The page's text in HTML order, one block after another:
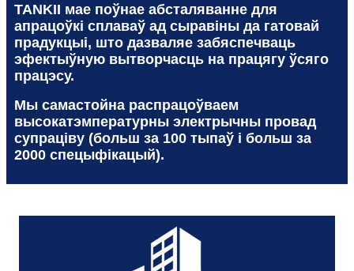
TANKII мае поўнае абсталяванне для
апрацоўкі сплаваў ад сыравіны да гатовай
прадукцыі, што дазваляе забяспечваць
эфектыўную вытворчасць на працягу ўсяго
працэсу.
Мы самастойна распрацоўваем
высокатэмпературны электрычны провад
супраціву (больш за 100 тыпаў і больш за
2000 спецыфікацый).